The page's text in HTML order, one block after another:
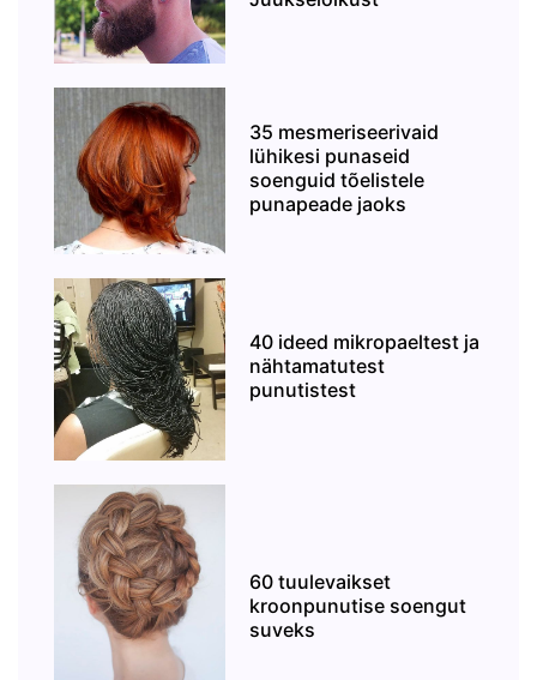
35 mesmeriseerivaid
lühikesi punaseid
soenguid tõelistele
punapeade jaoks
40 ideed mikropaeltest ja
nähtamatutest
punutistest
60 tuulevaikset
kroonpunutise soengut
suveks